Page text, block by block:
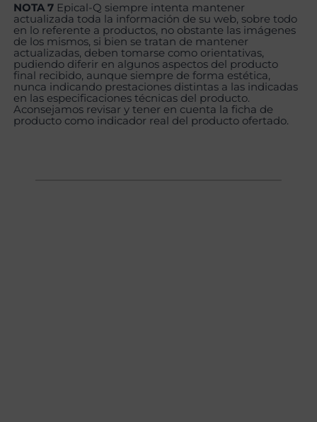
NOTA 7 Epical-Q siempre intenta mantener
actualizada toda la información de su web, sobre todo
en lo referente a productos, no obstante las imágenes
de los mismos, si bien se tratan de mantener
actualizadas, deben tomarse como orientativas,
pudiendo diferir en algunos aspectos del producto
final recibido, aunque siempre de forma estética,
nunca indicando prestaciones distintas a las indicadas
en las especificaciones técnicas del producto.
Aconsejamos revisar y tener en cuenta la ficha de
producto como indicador real del producto ofertado.